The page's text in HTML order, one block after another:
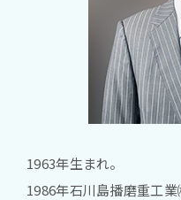
1963年生まれ。
1986年石川島播磨重工